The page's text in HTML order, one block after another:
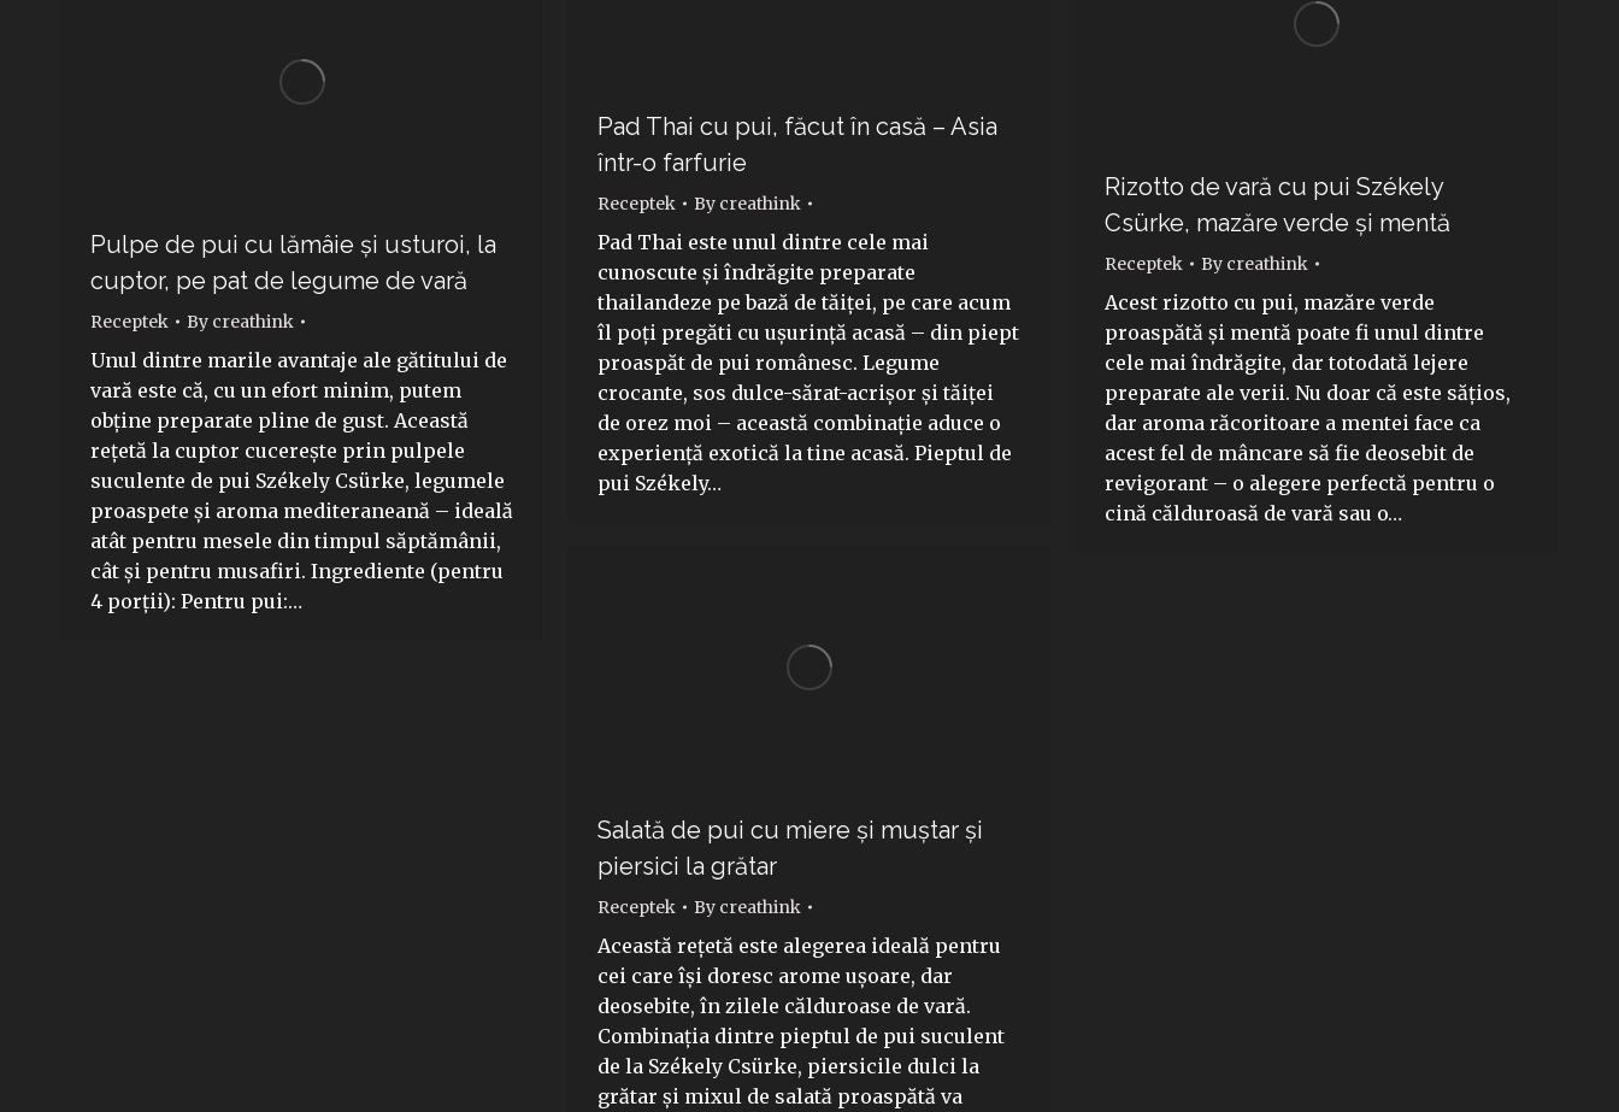
Pad Thai cu pui, făcut în casă – Asia
într-o farfurie
Receptek By creathink
Pad Thai este unul dintre cele mai
cunoscute și îndrăgite preparate
thailandeze pe bază de tăiței, pe care acum
îl poți pregăti cu ușurință acasă – din piept
proaspăt de pui românesc. Legume
crocante, sos dulce-sărat-acrișor și tăiței
de orez moi – această combinație aduce o
experiență exotică la tine acasă. Pieptul de
pui Székely…
Rizotto de vară cu pui Székely
Csürke, mazăre verde și mentă
Receptek By creathink
Acest rizotto cu pui, mazăre verde
proaspătă și mentă poate fi unul dintre
cele mai îndrăgite, dar totodată lejere
preparate ale verii. Nu doar că este sățios,
dar aroma răcoritoare a mentei face ca
acest fel de mâncare să fie deosebit de
revigorant – o alegere perfectă pentru o
cină călduroasă de vară sau o…
Pulpe de pui cu lămâie și usturoi, la
cuptor, pe pat de legume de vară
Receptek By creathink
Unul dintre marile avantaje ale gătitului de
vară este că, cu un efort minim, putem
obține preparate pline de gust. Această
rețetă la cuptor cucerește prin pulpele
suculente de pui Székely Csürke, legumele
proaspete și aroma mediteraneană – ideală
atât pentru mesele din timpul săptămânii,
cât și pentru musafiri. Ingrediente (pentru
4 porții): Pentru pui:…
Salată de pui cu miere și muștar și
piersici la grătar
Receptek By creathink
Această rețetă este alegerea ideală pentru
cei care își doresc arome ușoare, dar
deosebite, în zilele călduroase de vară.
Combinația dintre pieptul de pui suculent
de la Székely Csürke, piersicile dulci la
grătar și mixul de salată proaspătă va